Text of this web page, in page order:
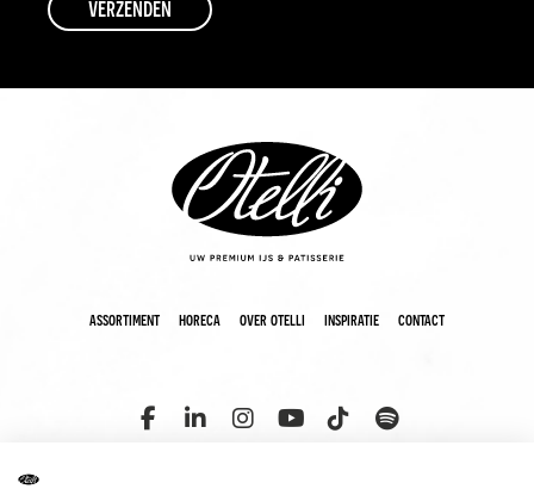
assortiment horeca over otelli inspiratie contact